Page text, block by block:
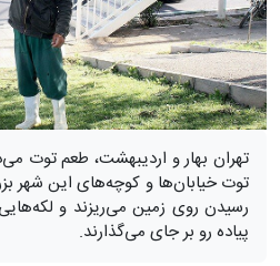
تهران بهار و اردیبهشت، طعم توت
توت خیابان‌ها و کوچه‌های این شهر
رسیدن روی زمین می‌ریزند و
پیاده رو بر جای می‌گذارند.